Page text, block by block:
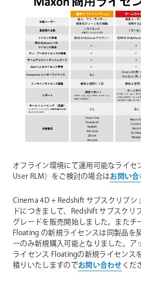
オフライン環境にて運用可能なライセ
User RLM）をご検討の場合はお問い
Cinema 4D + Redshift サブスクリプシ
ドにつきまして、Redshift サブスクリ
グレードを販売開始しました。またチ
Floating の新規ライセンスは同製品を
ーのみ新規購入可能となりました。ア
ライセンス Floatingの新規ライセンス
積りいたしますのでお問い合わせ くだ